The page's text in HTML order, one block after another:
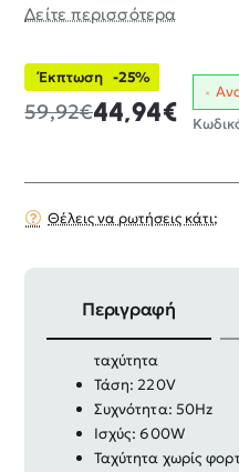
Δείτε περισσότερα
Έκπτωση -25%
44,94€
59,92€
Θέλεις να ρωτήσεις κάτι;
Περιγραφή
Αναρροφητήρας –
ταχύτητα
Τάση: 220V
Συχνότητα: 50Hz
Ισχύς: 600W
Ταχύτητα χωρίς